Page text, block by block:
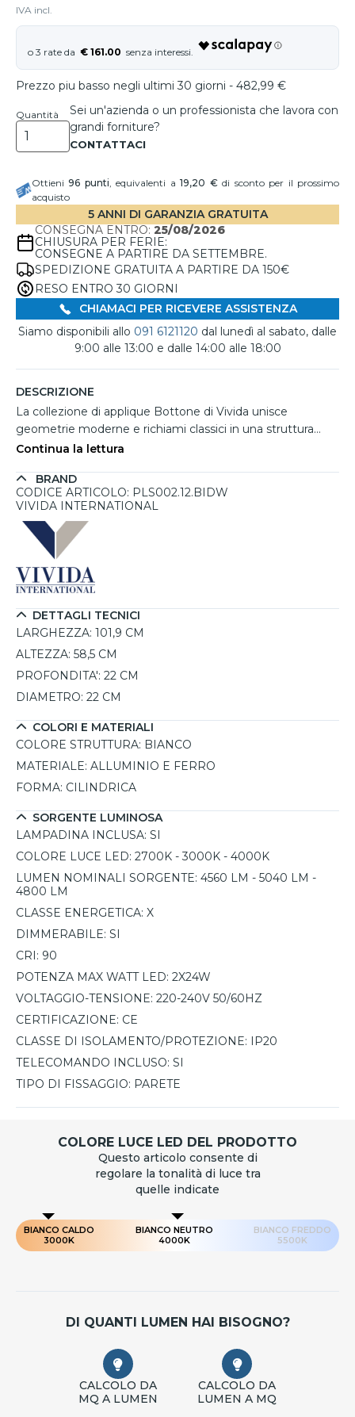
IVA incl.
€ 161.00
Prezzo piu basso negli ultimi 30 giorni - 482,99 €
Quantità
Sei un'azienda o un professionista che lavora con
grandi forniture?
Ottieni96 punti, equivalenti a19,20 €di sconto per il prossimo
acquisto
5 ANNI DI GARANZIA GRATUITA
CONSEGNA ENTRO: 25/08/2026
CHIUSURA PER FERIE:
CONSEGNE A PARTIRE DA SETTEMBRE.
SPEDIZIONE GRATUITA A PARTIRE DA 150€
RESO ENTRO 30 GIORNI
CHIAMACI PER RICEVERE ASSISTENZA
Siamo disponibili allo 091 6121120 dal lunedì al sabato, dalle
9:00 alle 13:00 e dalle 14:00 alle 18:00
DESCRIZIONE
La collezione di applique Bottone di Vivida unisce
geometrie moderne e richiami classici in una struttura
elegante dal forte impatto decorativo. Realizzata in
questa lampada da parete a due luci valorizza soggiorni,
camere e spazi contract con un'illuminazione versatile e
luce diretta e indiretta orientabile, ideale per creare
atmosfere personalizzate. Grazie al telecomando incluso è
possibile gestire separatamente intensità luminosa e
temperatura colore da 2700K a 4000K. Installabile sia a
praticità e comfort visivo.
Continua la lettura
BRAND
CODICE ARTICOLO: PLS002.12.BIDW
VIVIDA INTERNATIONAL
DETTAGLI TECNICI
LARGHEZZA: 101,9 CM
ALTEZZA: 58,5 CM
PROFONDITA': 22 CM
DIAMETRO: 22 CM
COLORI E MATERIALI
COLORE STRUTTURA: BIANCO
MATERIALE: ALLUMINIO E FERRO
FORMA: CILINDRICA
SORGENTE LUMINOSA
LAMPADINA INCLUSA: SI
COLORE LUCE LED: 2700K - 3000K - 4000K
LUMEN NOMINALI SORGENTE: 4560 LM - 5040 LM -
4800 LM
CLASSE ENERGETICA: X
DIMMERABILE: SI
CRI: 90
POTENZA MAX WATT LED: 2X24W
VOLTAGGIO-TENSIONE: 220-240V 50/60HZ
CERTIFICAZIONE: CE
CLASSE DI ISOLAMENTO/PROTEZIONE:
IP20
TELECOMANDO INCLUSO: SI
TIPO DI FISSAGGIO: PARETE
COLORE LUCE LED DEL PRODOTTO
Questo articolo consente di
regolare la tonalità di luce tra
quelle indicate
BIANCO CALDO
3000K
BIANCO NEUTRO
4000K
BIANCO FREDDO
5500K
DI QUANTI LUMEN HAI BISOGNO?
CALCOLO DA
MQ A LUMEN
CALCOLO DA
LUMEN A MQ